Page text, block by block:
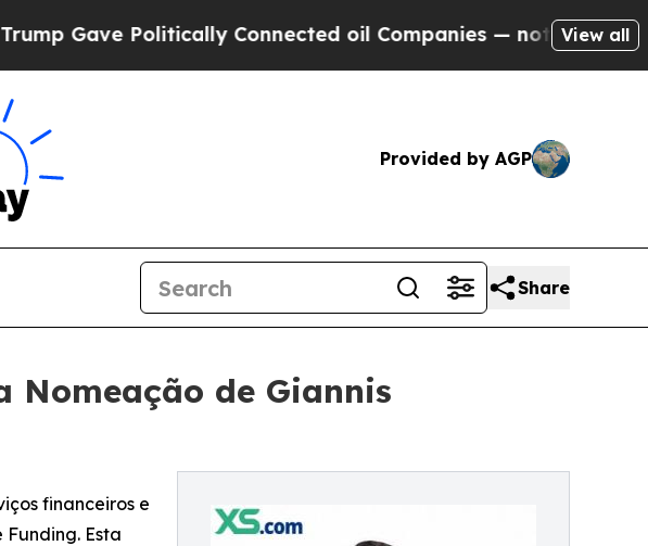
Politically Connected oil Companies — not Taxpayers — the
View all
Provided by AGP
Share
Nomeação de Giannis
financeiros e
Esta